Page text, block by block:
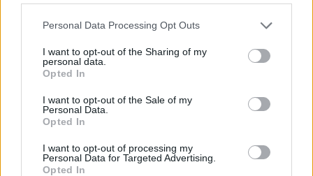
Please note that this website/app uses one or more Google
not limited to your visit or usage behaviour. You may click to
grant or deny consent to Google and its third-party tags to
use your data for below specified purposes in below Google
consent section.
Personal Data Processing Opt Outs
I want to opt-out of the Sharing of my
personal data.
Opted In
I want to opt-out of the Sale of my
Personal Data.
Opted In
I want to opt-out of processing my
Personal Data for Targeted Advertising.
Opted In
ΤΟ ΠΑΡΟΝ ΤΗΣ ΚΥΡΙΑΚΗΣ